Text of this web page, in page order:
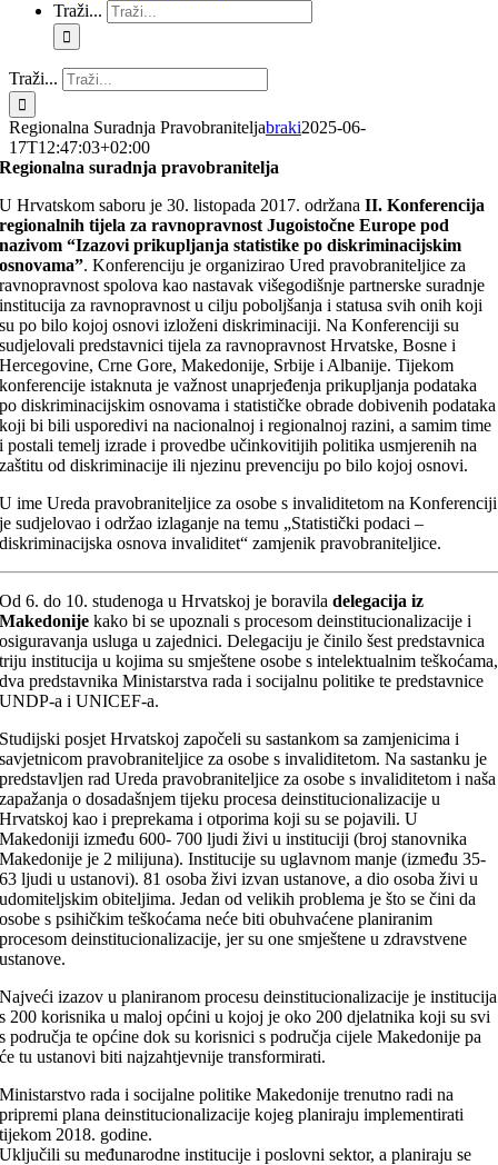
Traži...
Traži...
Regionalna Suradnja Pravobraniteljabraki2025-06-
17T12:47:03+02:00
Regionalna suradnja pravobranitelja
U Hrvatskom saboru je 30. listopada 2017. održanaII. Konferencija
regionalnih tijela za ravnopravnost Jugoistočne Europe pod
nazivom “Izazovi prikupljanja statistike po diskriminacijskim
osnovama”. Konferenciju je organizirao Ured pravobraniteljice za
ravnopravnost spolova kao nastavak višegodišnje partnerske suradnje
institucija za ravnopravnost u cilju poboljšanja i statusa svih onih koji
su po bilo kojoj osnovi izloženi diskriminaciji. Na Konferenciji su
sudjelovali predstavnici tijela za ravnopravnost Hrvatske, Bosne i
Hercegovine, Crne Gore, Makedonije, Srbije i Albanije. Tijekom
konferencije istaknuta je važnost unaprjeđenja prikupljanja podataka
po diskriminacijskim osnovama i statističke obrade dobivenih podataka
koji bi bili usporedivi na nacionalnoj i regionalnoj razini, a samim time
i postali temelj izrade i provedbe učinkovitijih politika usmjerenih na
zaštitu od diskriminacije ili njezinu prevenciju po bilo kojoj osnovi.
U ime Ureda pravobraniteljice za osobe s invaliditetom na Konferenciji
je sudjelovao i održao izlaganje na temu „Statistički podaci –
diskriminacijska osnova invaliditet“ zamjenik pravobraniteljice.
Od 6. do 10. studenoga u Hrvatskoj je boraviladelegacija iz
Makedonije kako bi se upoznali s procesom deinstitucionalizacije i
osiguravanja usluga u zajednici. Delegaciju je činilo šest predstavnica
triju institucija u kojima su smještene osobe s intelektualnim teškoćama,
dva predstavnika Ministarstva rada i socijalnu politike te predstavnice
UNDP-a i UNICEF-a.
Studijski posjet Hrvatskoj započeli su sastankom sa zamjenicima i
savjetnicom pravobraniteljice za osobe s invaliditetom. Na sastanku je
predstavljen rad Ureda pravobraniteljice za osobe s invaliditetom i naša
zapažanja o dosadašnjem tijeku procesa deinstitucionalizacije u
Hrvatskoj kao i preprekama i otporima koji su se pojavili. U
Makedoniji između 600- 700 ljudi živi u instituciji (broj stanovnika
Makedonije je 2 milijuna). Institucije su uglavnom manje (između 35-
63 ljudi u ustanovi). 81 osoba živi izvan ustanove, a dio osoba živi u
udomiteljskim obiteljima. Jedan od velikih problema je što se čini da
osobe s psihičkim teškoćama neće biti obuhvaćene planiranim
procesom deinstitucionalizacije, jer su one smještene u zdravstvene
ustanove.
Najveći izazov u planiranom procesu deinstitucionalizacije je institucija
s 200 korisnika u maloj općini u kojoj je oko 200 djelatnika koji su svi
s područja te općine dok su korisnici s područja cijele Makedonije pa
će tu ustanovi biti najzahtjevnije transformirati.
Ministarstvo rada i socijalne politike Makedonije trenutno radi na
pripremi plana deinstitucionalizacije kojeg planiraju implementirati
tijekom 2018. godine.
Uključili su međunarodne institucije i poslovni sektor, a planiraju se